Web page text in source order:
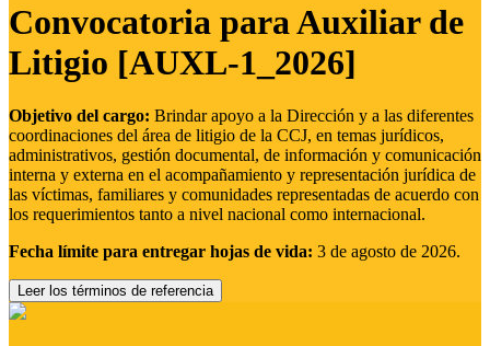
Convocatoria para Auxiliar de
Litigio [AUXL-1_2026]
Objetivo del cargo: Brindar apoyo a la Dirección y a las diferentes
coordinaciones del área de litigio de la CCJ, en temas jurídicos,
administrativos, gestión documental, de información y comunicación
interna y externa en el acompañamiento y representación jurídica de
las víctimas, familiares y comunidades representadas de acuerdo con
los requerimientos tanto a nivel nacional como internacional.
Fecha límite para entregar hojas de vida: 3 de agosto de 2026.
Leer los términos de referencia